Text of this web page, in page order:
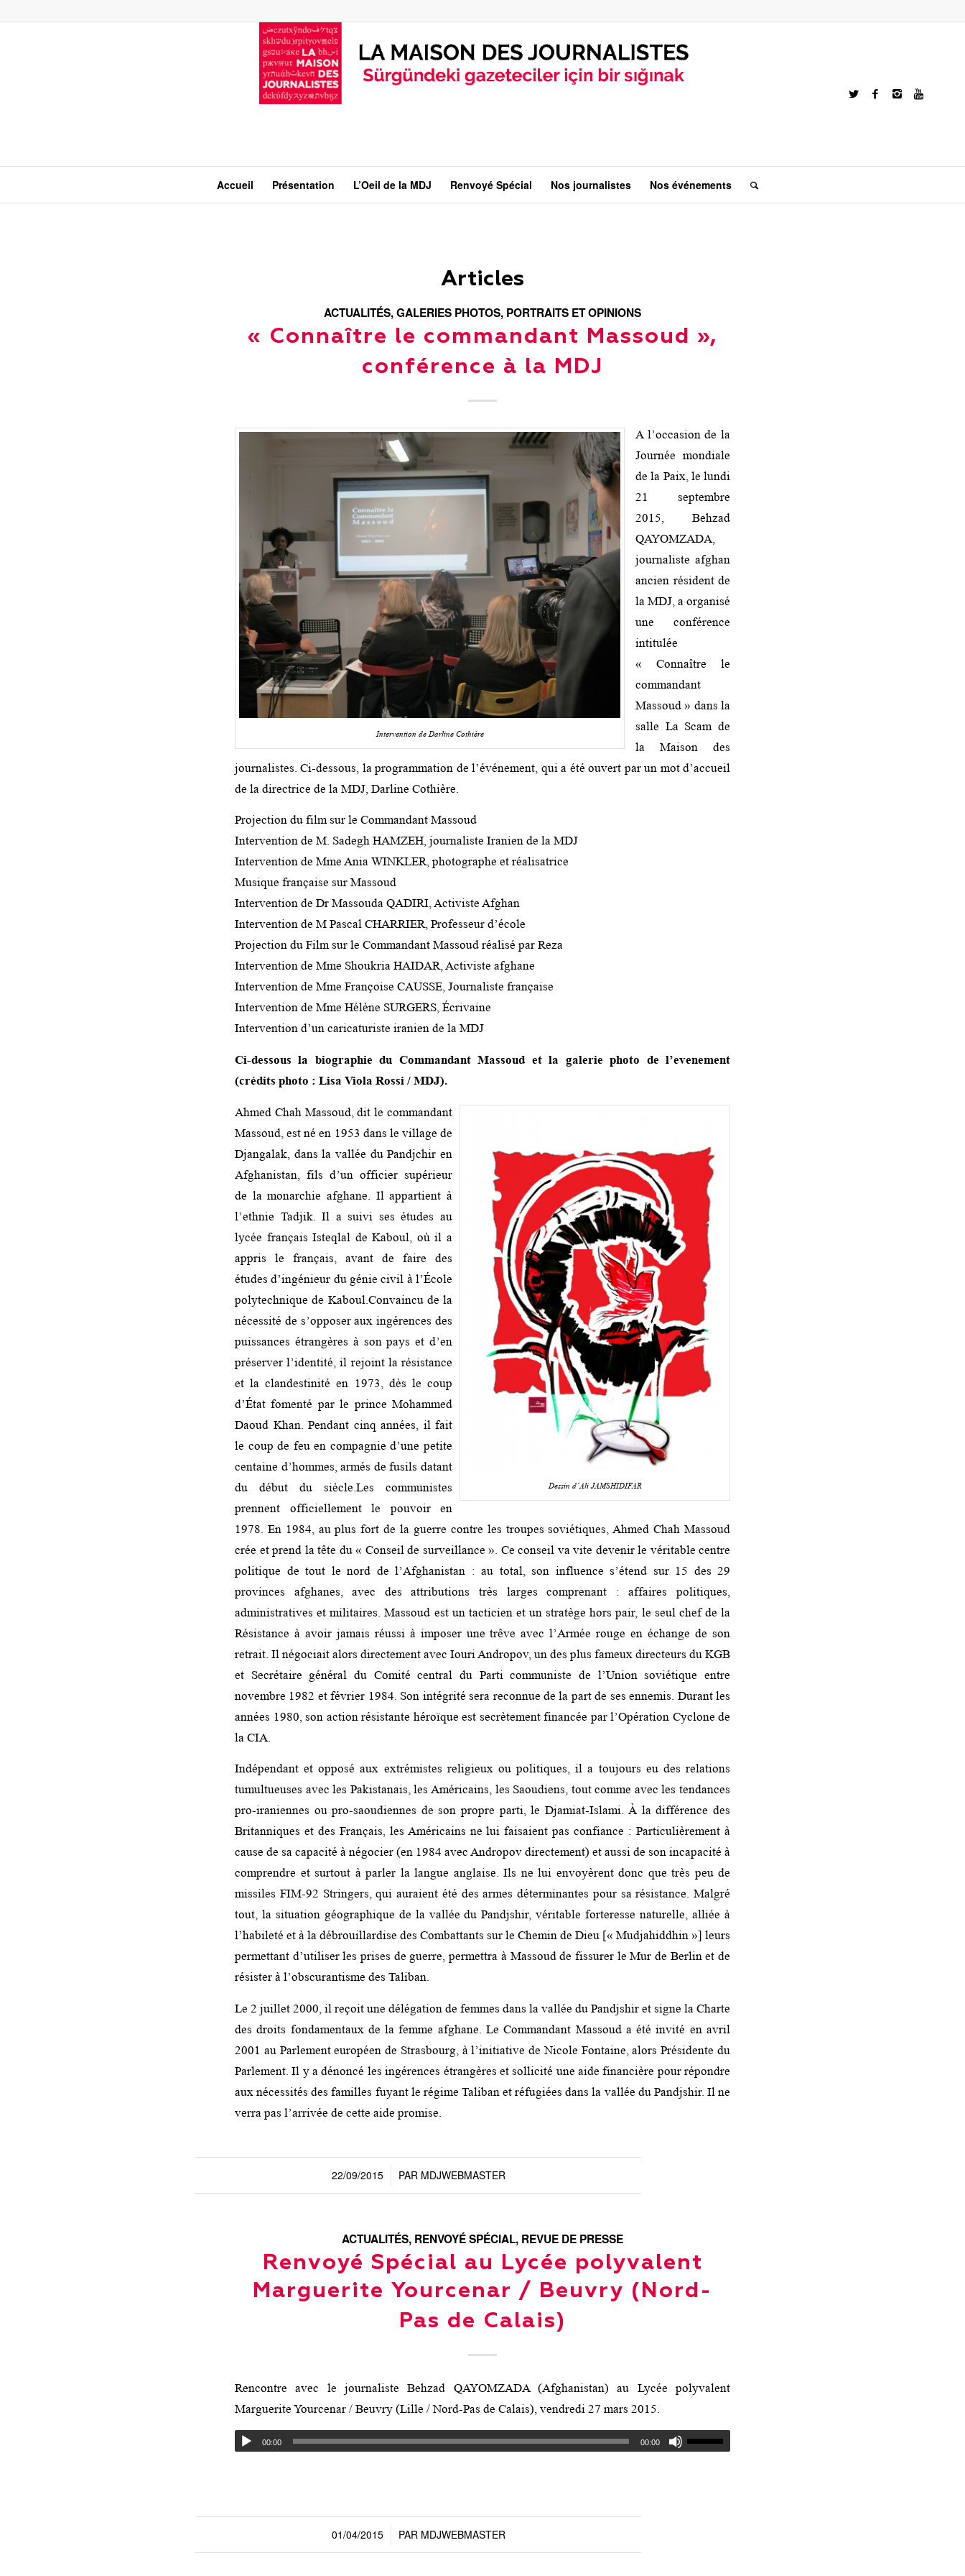
Accueil Présentation L’Oeil de la MDJ Renvoyé Spécial Nos journalistes Nos événements
Articles
ACTUALITÉS,GALERIES PHOTOS, PORTRAITS ET OPINIONS
« Connaître le commandant Massoud »,
conférence à la MDJ
Intervention de Darline Cothière
A l’occasion de la
Journée mondiale
de la Paix, le lundi
21 septembre
2015, Behzad
QAYOMZADA,
journaliste afghan
ancien résident de
la MDJ, a organisé
une conférence
intitulée
« Connaître le
commandant
Massoud » dans la
salle La Scam de
la Maison des
journalistes. Ci-dessous, la programmation de l’événement, qui a été ouvert par un mot d’accueil
de la directrice de la MDJ, Darline Cothière.
Projection du film sur le Commandant Massoud
Intervention de M. Sadegh HAMZEH, journaliste Iranien de la MDJ
Intervention de Mme Ania WINKLER, photographe et réalisatrice
Musique française sur Massoud
Intervention de Dr Massouda QADIRI, Activiste Afghan
Intervention de M Pascal CHARRIER, Professeur d’école
Projection du Film sur le Commandant Massoud réalisé par Reza
Intervention de Mme Shoukria HAIDAR, Activiste afghane
Intervention de Mme Françoise CAUSSE, Journaliste française
Intervention de Mme Hélène SURGERS, Écrivaine
Intervention d’un caricaturiste iranien de la MDJ
Ci-dessous la biographie du Commandant Massoud et la galerie photo de l’evenement
(crédits photo : Lisa Viola Rossi / MDJ).
Dessin d’Ali JAMSHIDIFAR
Ahmed Chah Massoud, dit le commandant
Massoud, est né en 1953 dans le village de
Djangalak, dans la vallée du Pandjchir en
Afghanistan, fils d’un officier supérieur
de la monarchie afghane. Il appartient à
l’ethnie Tadjik. Il a suivi ses études au
lycée français Isteqlal de Kaboul, où il a
appris le français, avant de faire des
études d’ingénieur du génie civil à l’École
polytechnique de Kaboul.Convaincu de la
nécessité de s’opposer aux ingérences des
puissances étrangères à son pays et d’en
préserver l’identité, il rejoint la résistance
et la clandestinité en 1973, dès le coup
d’État fomenté par le prince Mohammed
Daoud Khan. Pendant cinq années, il fait
le coup de feu en compagnie d’une petite
centaine d’hommes, armés de fusils datant
du début du siècle.Les communistes
prennent officiellement le pouvoir en
1978. En 1984, au plus fort de la guerre contre les troupes soviétiques, Ahmed Chah Massoud
crée et prend la tête du « Conseil de surveillance ». Ce conseil va vite devenir le véritable centre
politique de tout le nord de l’Afghanistan : au total, son influence s’étend sur 15 des 29
provinces afghanes, avec des attributions très larges comprenant : affaires politiques,
administratives et militaires. Massoud est un tacticien et un stratège hors pair, le seul chef de la
Résistance à avoir jamais réussi à imposer une trêve avec l’Armée rouge en échange de son
retrait. Il négociait alors directement avec Iouri Andropov, un des plus fameux directeurs du KGB
et Secrétaire général du Comité central du Parti communiste de l’Union soviétique entre
novembre 1982 et février 1984. Son intégrité sera reconnue de la part de ses ennemis. Durant les
années 1980, son action résistante héroïque est secrètement financée par l’Opération Cyclone de
la CIA.
Indépendant et opposé aux extrémistes religieux ou politiques, il a toujours eu des relations
tumultueuses avec les Pakistanais, les Américains, les Saoudiens, tout comme avec les tendances
pro-iraniennes ou pro-saoudiennes de son propre parti, le Djamiat-Islami. À la différence des
Britanniques et des Français, les Américains ne lui faisaient pas confiance : Particulièrement à
cause de sa capacité à négocier (en 1984 avec Andropov directement) et aussi de son incapacité à
comprendre et surtout à parler la langue anglaise. Ils ne lui envoyèrent donc que très peu de
missiles FIM-92 Stringers, qui auraient été des armes déterminantes pour sa résistance. Malgré
tout, la situation géographique de la vallée du Pandjshir, véritable forteresse naturelle, alliée à
l’habileté et à la débrouillardise des Combattants sur le Chemin de Dieu [« Mudjahiddhin »] leurs
permettant d’utiliser les prises de guerre, permettra à Massoud de fissurer le Mur de Berlin et de
résister à l’obscurantisme des Taliban.
Le 2 juillet 2000, il reçoit une délégation de femmes dans la vallée du Pandjshir et signe la Charte
des droits fondamentaux de la femme afghane. Le Commandant Massoud a été invité en avril
2001 au Parlement européen de Strasbourg, à l’initiative de Nicole Fontaine, alors Présidente du
Parlement. Il y a dénoncé les ingérences étrangères et sollicité une aide financière pour répondre
aux nécessités des familles fuyant le régime Taliban et réfugiées dans la vallée du Pandjshir. Il ne
verra pas l’arrivée de cette aide promise.
22/09/2015
/ PAR MDJWEBMASTER
ACTUALITÉS, RENVOYÉ SPÉCIAL, REVUE DE PRESSE
Renvoyé Spécial au Lycée polyvalent
Marguerite Yourcenar / Beuvry (Nord-
Pas de Calais)
Rencontre avec le journaliste Behzad QAYOMZADA (Afghanistan) au Lycée polyvalent
Marguerite Yourcenar / Beuvry (Lille / Nord-Pas de Calais), vendredi 27 mars 2015.
00:00 00:00
01/04/2015
/ PAR MDJWEBMASTER